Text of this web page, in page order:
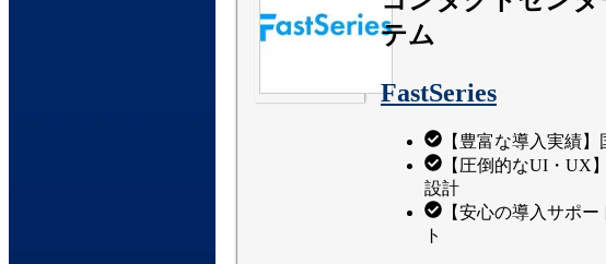
テム
FastSeries
【豊富な導入実績
【圧倒的なUI・UX
設計
【安心の導入サポ
ト